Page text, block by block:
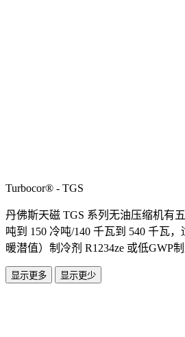
Turbocor® - TGS
丹佛斯天磁 TGS 系列无油压缩机有
吨到 150 冷吨/140 千瓦到 540 千瓦
暖潜值）制冷剂 R1234ze 或低GWP制
显示更多 显示更少